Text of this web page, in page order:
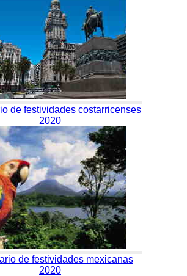
de festividades costarricenses
2020
de festividades mexicanas
2020